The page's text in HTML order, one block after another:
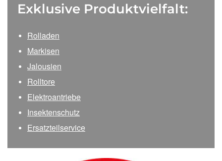
Exklusive Produktvielfalt:
Rolladen
Markisen
Jalousien
Rolltore
Elektroantriebe
Insektenschutz
Ersatzteilservice